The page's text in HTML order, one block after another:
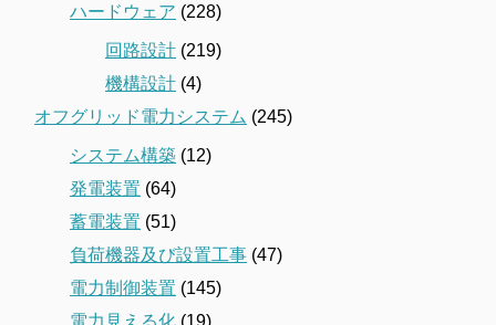
ハードウェア (228)
回路設計 (219)
機構設計 (4)
オフグリッド電力システム (245)
システム構築 (12)
発電装置 (64)
蓄電装置 (51)
負荷機器及び設置工事 (47)
電力制御装置 (145)
電力見える化 (19)